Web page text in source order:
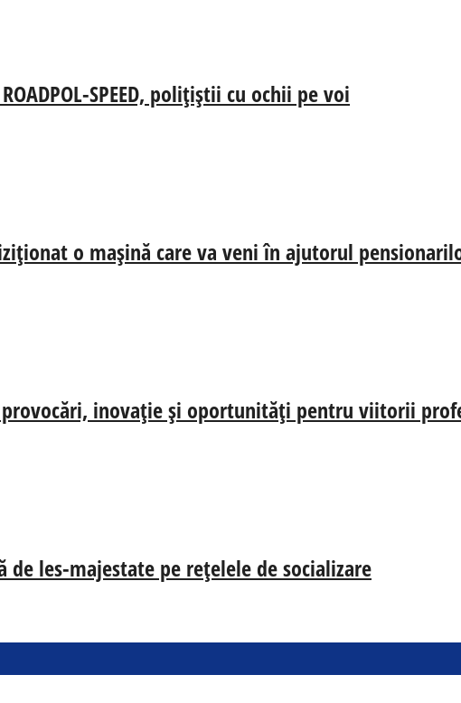
ROADPOL-SPEED, polițiștii cu ochii pe voi
o mașină care va veni în ajutorul
provocări, inovație și oportunități pentru viitorii
les-majestate pe rețelele de socializare